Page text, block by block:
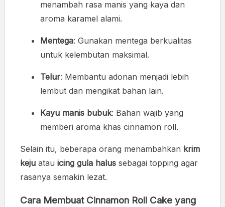
menambah rasa manis yang kaya dan
aroma karamel alami.
Mentega: Gunakan mentega berkualitas
untuk kelembutan maksimal.
Telur: Membantu adonan menjadi lebih
lembut dan mengikat bahan lain.
Kayu manis bubuk: Bahan wajib yang
memberi aroma khas cinnamon roll.
Selain itu, beberapa orang menambahkan krim
keju atau icing gula halus sebagai topping agar
rasanya semakin lezat.
Cara Membuat Cinnamon Roll Cake yang